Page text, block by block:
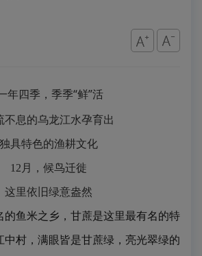
年四季，季季“鲜”活
不息的乌龙江水孕育出
独具特色的渔耕文化
12月，候鸟迁徙
这里依旧绿意盎然
的鱼米之乡，甘蔗是这里最有名的特
中村，满眼皆是甘蔗绿，亮光翠绿的